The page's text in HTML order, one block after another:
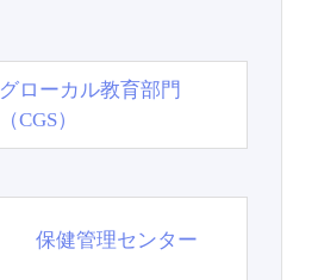
グローカル教育部門
（CGS）
保健管理センター